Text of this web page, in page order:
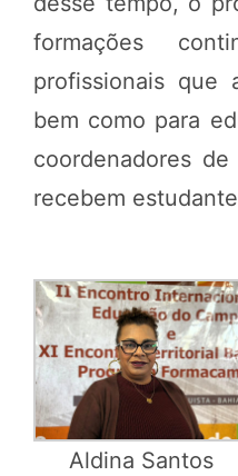
formações
profissionais que
bem como para
coordenadores
recebem
Aldina Santos